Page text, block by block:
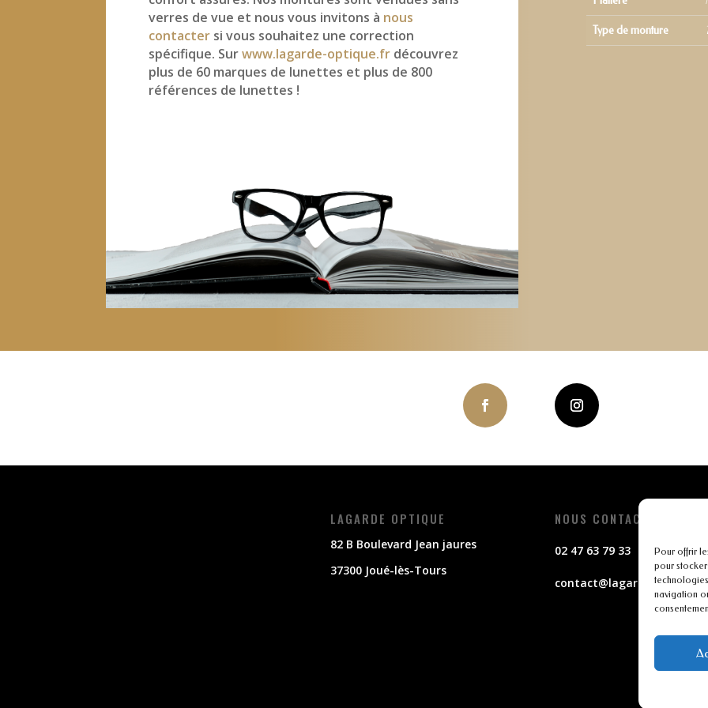
Pour offrir
pour
navigation
verres de vue et nous vous invitons à nous
contacter si vous souhaitez une correction
spécifique. Surwww.lagarde-optique.fr découvrez
plus de 60 marques de lunettes et plus de 800
références de lunettes !
Type de monture
LAGARDE OPTIQUE
82 B Boulevard Jean jaures
37300 Joué-lès-Tours
NOUS CONTACTER
02 47 63 79 33
contact@lagarde-